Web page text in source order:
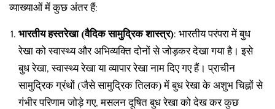
व्याख्याओं में कुछ अंतर हैं:
भारतीय हस्तरेखा (वैदिक सामुद्रिक शास्त्र): भारतीय परंपरा में बुध
रेखा को स्वास्थ्य और अभिव्यक्ति दोनों से जोड़कर देखा गया है। इसे
बुध रेखा, स्वास्थ्य रेखा या व्यापार रेखा नाम दिए गए हैं। प्राचीन
सामुद्रिक ग्रंथों (जैसे सामुद्रिक तिलक) में बुध रेखा के अशुभ चिह्नों से
गंभीर परिणाम जोड़े गए, मसलन दूषित बुध रेखा को देख कर कुछ